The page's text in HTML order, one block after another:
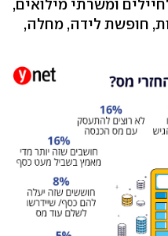
ומשרתי מילואים,
חופשת לידה, מחלה,